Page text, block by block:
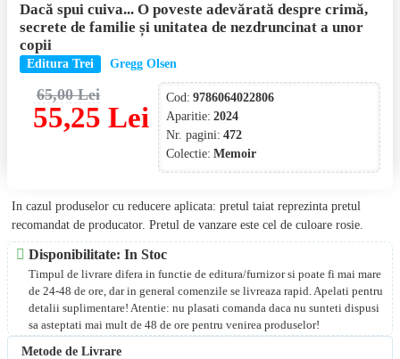
NOU!
Dacă spui cuiva... O poveste adevărată despre crimă,
secrete de familie și unitatea de nezdruncinat a unor
copii
Editura Trei Gregg Olsen
55,25 Lei
65,00 Lei Cod: 9786064022806
Aparitie: 2024
Nr. pagini: 472
Colectie: Memoir
Metode de Livrare
In cazul produselor cu reducere aplicata: pretul taiat reprezinta pretul
recomandat de producator. Pretul de vanzare este cel de culoare rosie.
Disponibilitate: In Stoc
Timpul de livrare difera in functie de editura/furnizor si poate fi mai mare
de 24-48 de ore, dar in general comenzile se livreaza rapid. Apelati pentru
detalii suplimentare! Atentie: nu plasati comanda daca nu sunteti dispusi
sa asteptati mai mult de 48 de ore pentru venirea produselor!